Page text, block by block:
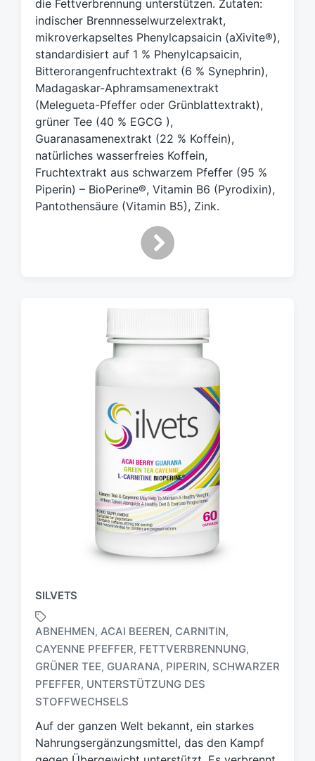
r
t
e
die Fettverbrennung unterstützen. Zutaten:
indischer Brennnesselwurzelextrakt,
mikroverkapseltes Phenylcapsaicin (aXivite®),
standardisiert auf 1 % Phenylcapsaicin,
Bitterorangenfruchtextrakt (6 % Synephrin),
Madagaskar-Aphramsamenextrakt
(Melegueta-Pfeffer oder Grünblattextrakt),
grüner Tee (40 % EGCG ),
Guaranasamenextrakt (22 % Koffein),
natürliches wasserfreies Koffein,
Fruchtextrakt aus schwarzem Pfeffer (95 %
Piperin) – BioPerine®, Vitamin B6 (Pyrodixin),
Pantothensäure (Vitamin B5), Zink.
SILVETS
S
c
h
a
g
w
ABNEHMEN, ACAI BEEREN, CARNITIN,
CAYENNE PFEFFER, FETTVERBRENNUNG,
GRÜNER TEE, GUARANA, PIPERIN, SCHWARZER
PFEFFER, UNTERSTÜTZUNG DES
STOFFWECHSELS
Auf der ganzen Welt bekannt, ein starkes
Nahrungsergänzungsmittel, das den Kampf